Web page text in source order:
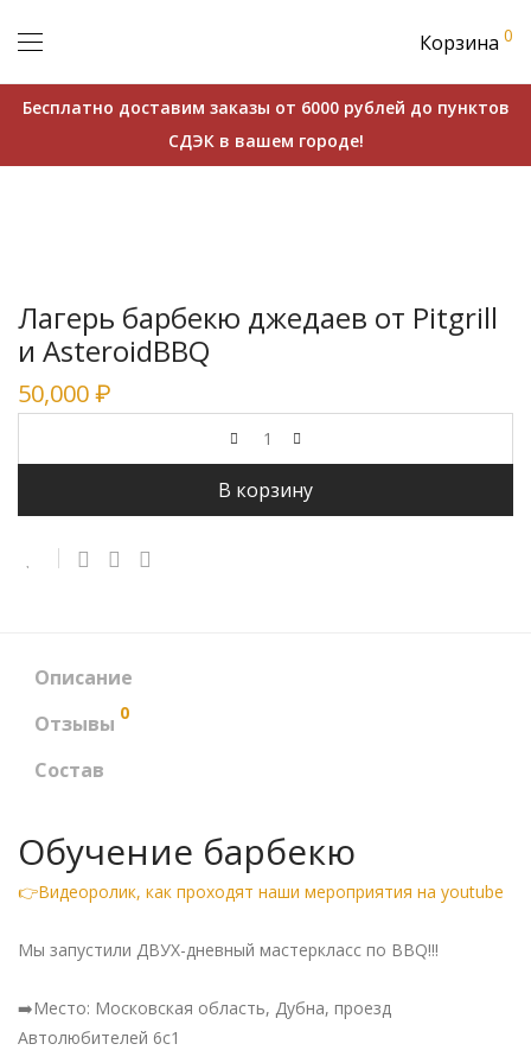
Корзина 0
Бесплатно доставим заказы от 6000 рублей до пунктов
СДЭК в вашем городе!
Лагерь барбекю джедаев от Pitgrill
и AsteroidBBQ
50,000 ₽
В корзину
Описание
Отзывы 0
Состав
Обучение барбекю
👉Видеоролик, как проходят наши мероприятия на youtube
Мы запустили ДВУХ-дневный мастеркласс по BBQ‼️!
➡️Место: Московская область, Дубна, проезд
Автолюбителей 6с1